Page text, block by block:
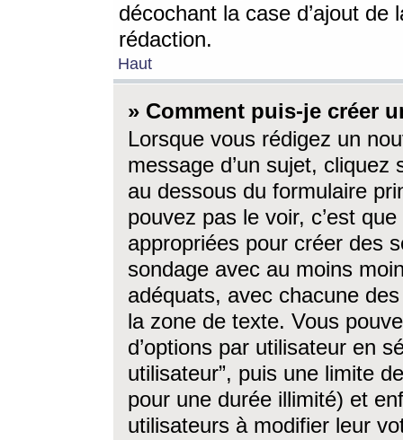
décochant la case d’ajout
rédaction.
Haut
» Comment puis-je créer
Lorsque vous rédigez un
message d’un sujet, cliquez
au dessous du formulaire
pouvez pas le voir, c’est
appropriées pour créer des
sondage avec au moins
adéquats, avec chacune
la zone de texte. Vous
d’options par utilisateur en
utilisateur”, puis une limite
pour une durée illimité) et
utilisateurs à modifier leur